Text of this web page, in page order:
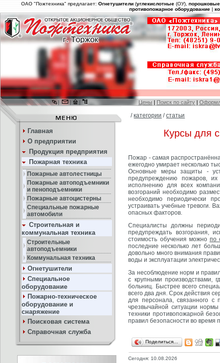
ОАО "Пожтехника" предлагает:Огнетушители (углекислотные (ОУ),порошковые
противопожарное оборудование |
| | | Цены | Поиск по сайту |
Главная
О предприятии
Продукция предприятия
Пожарная техника
Пожарные автолестницы
Пожарные автоподъемники
и пеноподъемники
Пожарные автоцистерны
Специальные пожарные
автомобили
Строительная и
коммунальная техника
Строительные
автоподъемники
Коммунальная техника
Огнетушители
Специальное
оборудование
Пожарно-техническое
оборудование и
снаряжение
Поисковая система
Справочная служба
/категории /статьи
Курсы для
Пожар - самая
ежегодно умирает несколько
Основные меры защиты -
предупреждению пожаров,
исполнению для всех
возгораний необходимо
необходимо периодически
устраивать учебные тревоги.
опасных факторов.
Специалисты должны
предупреждать возгорания,
стоимость обучения можно по
последние несколько лет
довольно много внимания
воды и эксплуатации
За несоблюдение норм и
с крупными производствами,
больниц. Быстрее всего
всего два дня. Срок действия
для персонала, связанного с
чрезвычайной ситуации
техники противопожарной
правил безопасности во время
Поделиться…
Сегодня: 10.08.2026